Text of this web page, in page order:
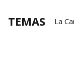
TEMAS La